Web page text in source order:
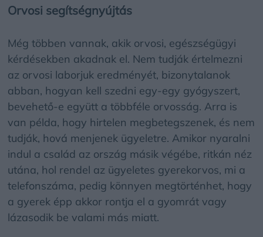
Orvosi segítségnyújtás
Még többen vannak, akik orvosi, egészségügyi
kérdésekben akadnak el. Nem tudják értelmezni
az orvosi laborjuk eredményét, bizonytalanok
abban, hogyan kell szedni egy-egy gyógyszert,
bevehető-e együtt a többféle orvosság. Arra is
van példa, hogy hirtelen megbetegszenek, és nem
tudják, hová menjenek ügyeletre. Amikor nyaralni
indul a család az ország másik végébe, ritkán néz
utána, hol rendel az ügyeletes gyerekorvos, mi a
telefonszáma, pedig könnyen megtörténhet, hogy
a gyerek épp akkor rontja el a gyomrát vagy
lázasodik be valami más miatt.